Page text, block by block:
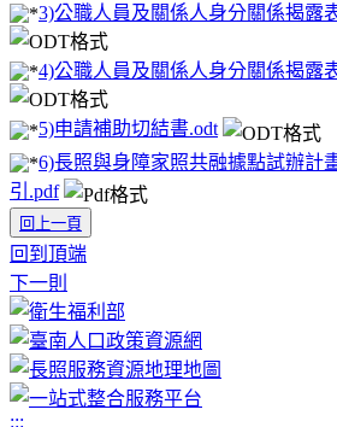
3)公職人員及關係人身分關係揭露
4)公職人員及關係人身分關係揭露
5)申請補助切結書.odt
6)長照與身障家照共融據點試辦計
引.pdf
回上一頁
回到頂端
下一則
:::